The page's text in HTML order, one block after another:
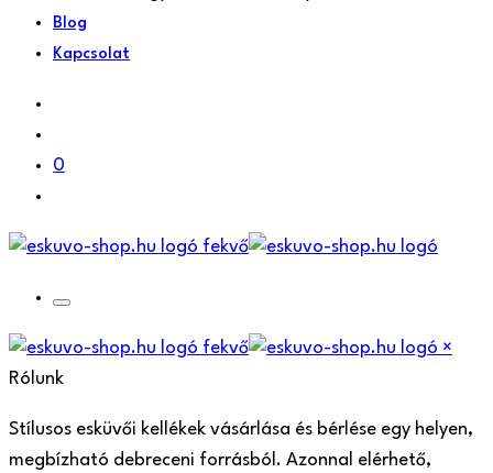
Blog
Kapcsolat
0
×
Rólunk
Stílusos esküvői kellékek vásárlása és bérlése egy helyen,
megbízható debreceni forrásból. Azonnal elérhető,